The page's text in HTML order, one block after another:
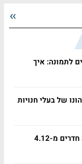
לתמונה: איך
של בעלי חנויות
תל בנימין: באותו בניין ירדו ארבעה חדרים מ-4.12